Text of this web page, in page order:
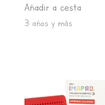
Añadir a cesta
3 años y más